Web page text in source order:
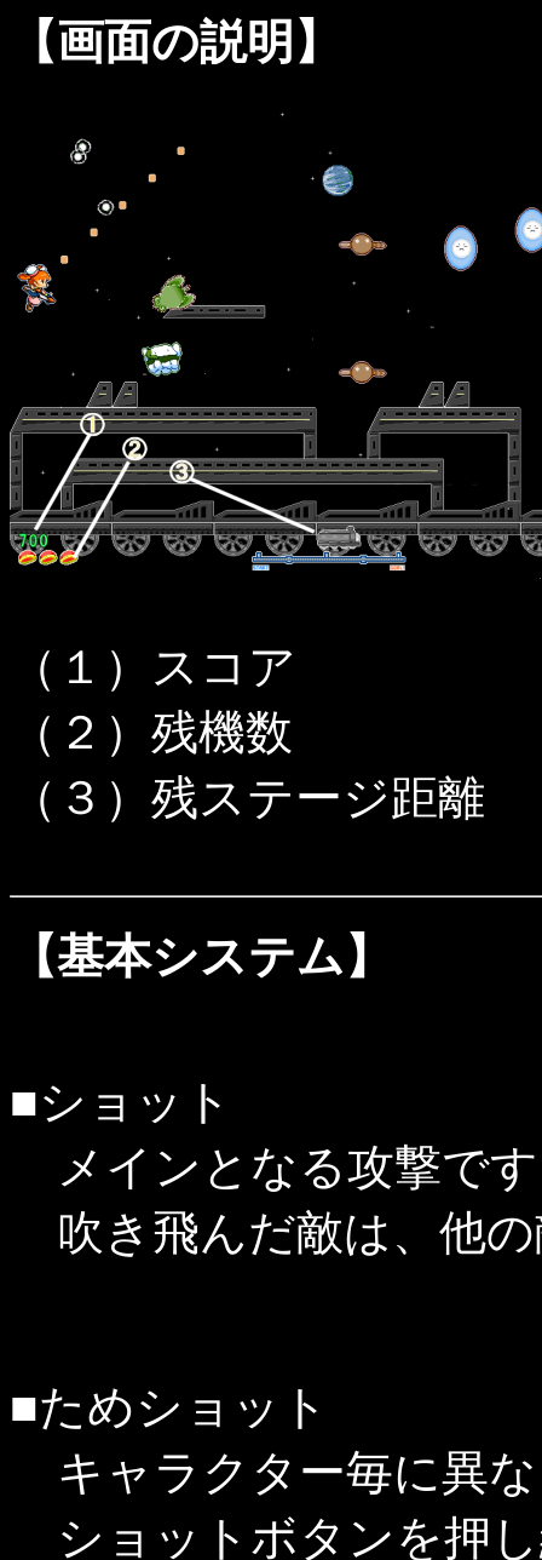
【画面の説明】
（１）スコア
（２）残機数
（３）残ステージ距離
【基本システム】
■ショット
メインとなる攻撃で
吹き飛んだ敵は、他
■ためショット
キャラクター毎に異
ショットボタンを押